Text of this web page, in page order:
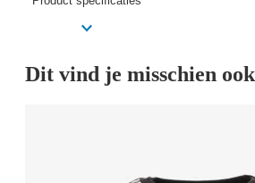
Dit vind je misschien